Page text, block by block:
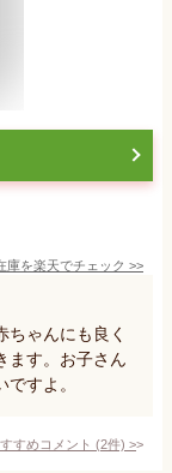
庫を楽天でチェック >>
ちゃんにも良く
ます。お子さん
すよ。
すめコメント (2件) >